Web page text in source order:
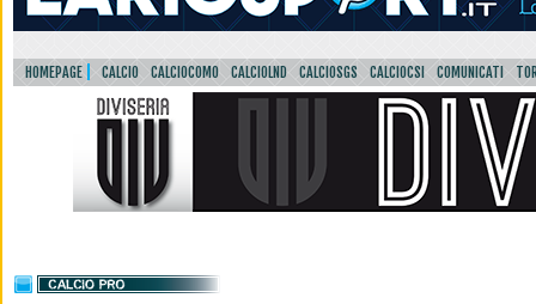
HOMEPAGE CALCIO CALCIOCOMO CALCIOLND CALCIOSGS CALCIOCSI COMUNICATI